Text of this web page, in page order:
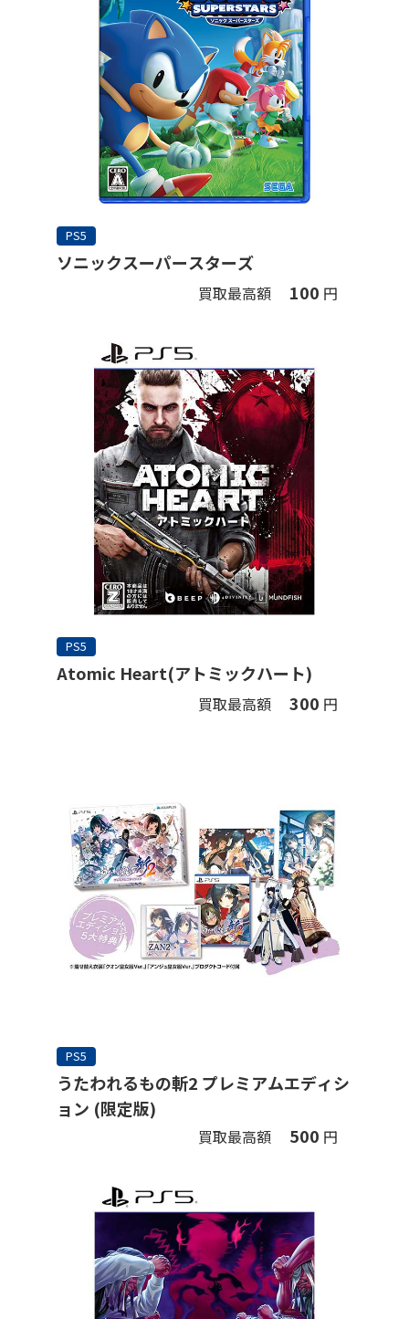
PS5
ソニックスーパースターズ
買取最高額 100 円
PS5
Atomic Heart(アトミックハート)
買取最高額 300 円
PS5
うたわれるもの斬2 プレミアムエディシ
ョン (限定版)
買取最高額 500 円